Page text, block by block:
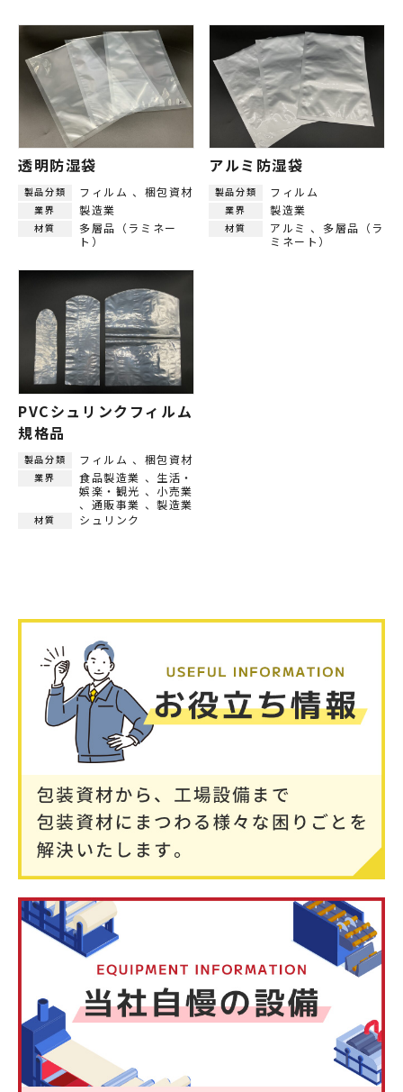
透明防湿袋
製品分類 フィルム 梱包資材
業界 製造業
材質
多層品（ラミネー
ト）
アルミ防湿袋
製品分類 フィルム
業界 製造業
材質 アルミ
多層品（ラ
ミネート）
PVCシュリンクフィルム
規格品
製品分類 フィルム 梱包資材
業界 食品製造業
生活・
娯楽・観光
小売業
通販事業
製造業
材質 シュリンク